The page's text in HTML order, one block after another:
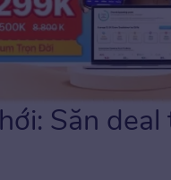
Săn deal